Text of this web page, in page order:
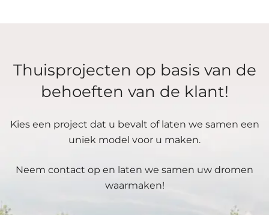
Thuisprojecten op basis van de
behoeften van de klant!
Kies een project dat u bevalt of laten we samen een
uniek model voor u maken.
Neem contact op en laten we samen uw dromen
waarmaken!